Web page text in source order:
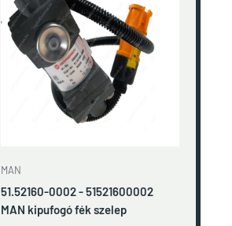
MAN
51.52160-0002 - 51521600002
MAN kipufogó fék szelep